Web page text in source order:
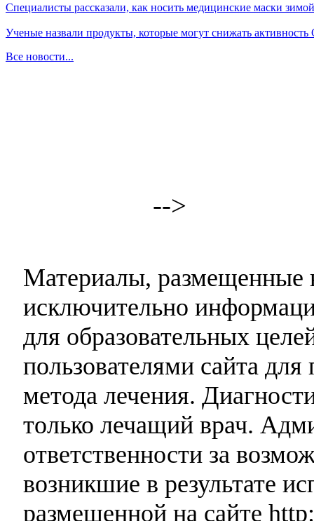
Специалисты рассказали, как носить медицинские маски зимой
Ученые назвали продукты, которые могут снижать
Все новости...
-->
Материалы, размещенные
исключительно
для образовательных
пользователями сайта
метода лечения.
только лечащий врач.
ответственности за
возникшие в результате
размещенной на сайте